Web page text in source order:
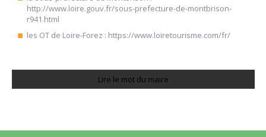
http://www.loire.gouv.fr/sous-prefecture-de-montbrison-
r941.html
les OT de Loire-Forez : https://www.loiretourisme.com/fr/
Lire le mot du maire